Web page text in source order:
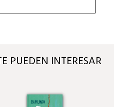
PUEDEN INTERESAR